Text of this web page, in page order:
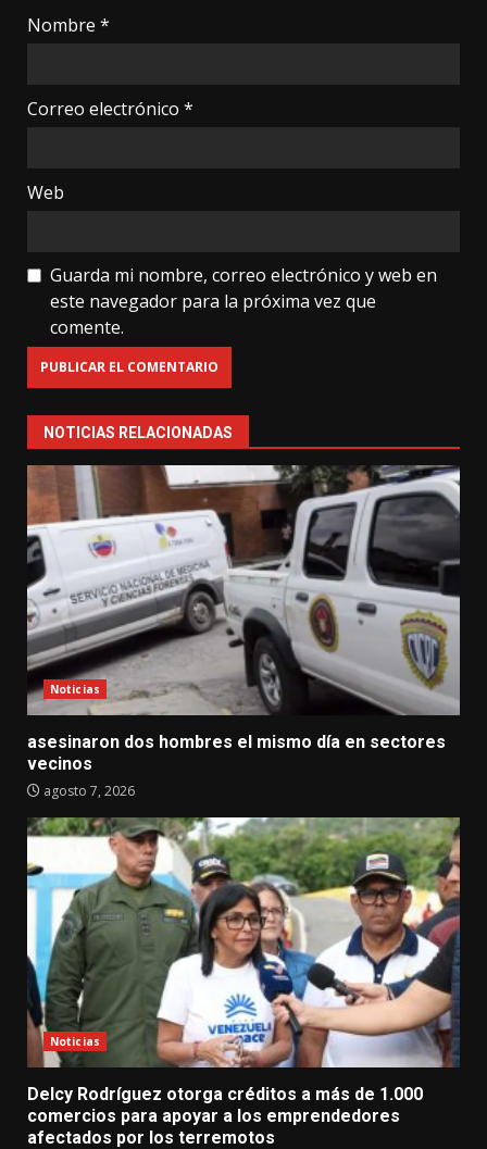
Nombre *
Correo electrónico *
Web
Guarda mi nombre, correo electrónico y web en
este navegador para la próxima vez que
comente.
NOTICIAS RELACIONADAS
Noticias
asesinaron dos hombres el mismo día en sectores
vecinos
agosto 7, 2026
Noticias
Delcy Rodríguez otorga créditos a más de 1.000
comercios para apoyar a los emprendedores
afectados por los terremotos